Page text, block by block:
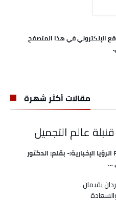
الإلكتروني في هذا المتصفح
مقالات أكثر شهرة
قنبلة عالم التجميل
Facebook Twitter Pinterest LinkedIn الرؤيا الإخبارية:- بقلم: الدكتور
…
يقيمان